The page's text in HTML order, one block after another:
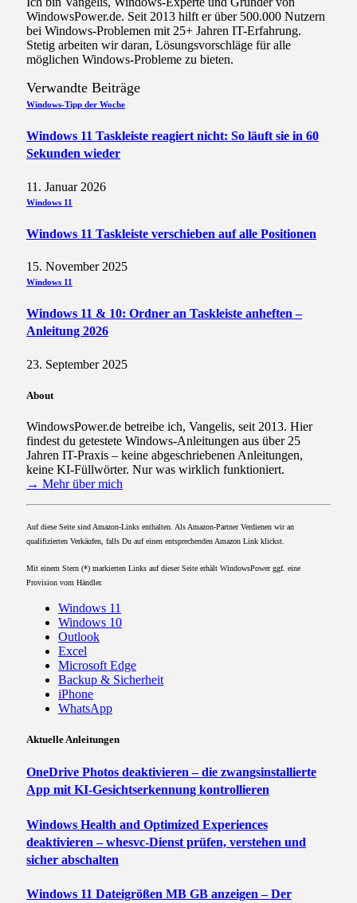
WindowsPower.de. Seit 2013 hilft er über 500.000 Nutzern
bei Windows-Problemen mit 25+ Jahren IT-Erfahrung.
Stetig arbeiten wir daran, Lösungsvorschläge für alle
möglichen Windows-Probleme zu bieten.
Verwandte Beiträge
Windows-Tipp der Woche
Windows 11 Taskleiste reagiert nicht: So läuft sie in 60
Sekunden wieder
11. Januar 2026
Windows 11
Windows 11 Taskleiste verschieben auf alle Positionen
15. November 2025
Windows 11
Windows 11 & 10: Ordner an Taskleiste anheften –
Anleitung 2026
23. September 2025
About
WindowsPower.de betreibe ich, Vangelis, seit 2013. Hier
findest du getestete Windows-Anleitungen aus über 25
Jahren IT-Praxis – keine abgeschriebenen Anleitungen,
keine KI-Füllwörter. Nur was wirklich funktioniert.
→ Mehr über mich
Auf diese Seite sind Amazon-Links enthalten. Als Amazon-Partner Verdienen wir an
qualifizierten Verkäufen, falls Du auf einen entsprechenden Amazon Link klickst.
Mit einem Stern (*) markierten Links auf dieser Seite erhält WindowsPower ggf. eine
Provision vom Händler.
Windows 11
Windows 10
Outlook
Excel
Microsoft Edge
Backup & Sicherheit
iPhone
WhatsApp
Aktuelle Anleitungen
OneDrive Photos deaktivieren – die zwangsinstallierte
App mit KI-Gesichtserkennung kontrollieren
Windows Health and Optimized Experiences
deaktivieren – whesvc-Dienst prüfen, verstehen und
sicher abschalten
Windows 11 Dateigrößen MB GB anzeigen – Der